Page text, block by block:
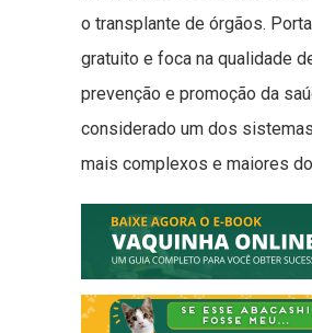
o transplante de órgãos.
gratuito e foca na qualidade
prevenção e promoção da
considerado um dos
mais complexos e maiores